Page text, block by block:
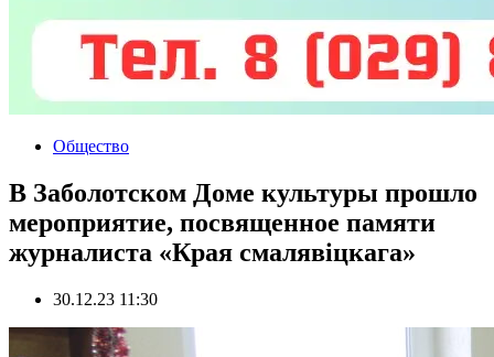
Общество
В Заболотском Доме культуры прошло
мероприятие, посвященное памяти
журналиста «Края смалявіцкага»
30.12.23 11:30